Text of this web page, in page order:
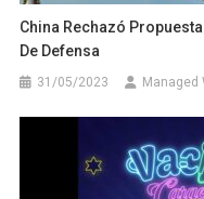
China Rechazó
De Defensa
31/05/2023 Managed